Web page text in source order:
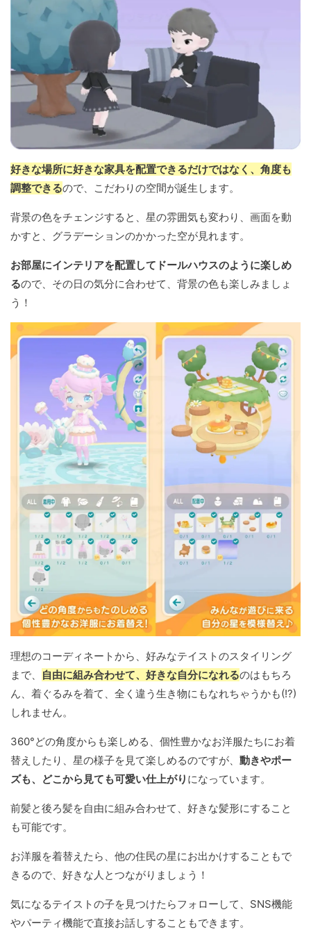
好きな場所に好きな家具を配置できるだけではなく、角度も
調整できるので、こだわりの空間が誕生します。
背景の色をチェンジすると、星の雰囲気も変わり、画面を動
かすと、グラデーションのかかった空が見れます。
お部屋にインテリアを配置してドールハウスのように楽しめ
るので、その日の気分に合わせて、背景の色も楽しみましょ
う！
理想のコーディネートから、好みなテイストのスタイリング
まで、
自由に組み合わせて、好きな自分になれるのはもちろ
ん、着ぐるみを着て、全く違う生き物にもなれちゃうかも(!?)
しれません。
360°どの角度からも楽しめる、個性豊かなお洋服たちにお着
替えしたり、星の様子を見て楽しめるのですが、 動きやポー
ズも、どこから見ても可愛い仕上がり になっています。
前髪と後ろ髪を自由に組み合わせて、好きな髪形にすること
も可能です。
お洋服を着替えたら、他の住民の星にお出かけすることもで
きるので、好きな人とつながりましょう！
気になるテイストの子を見つけたらフォローして、SNS機能
やパーティ機能で直接お話しすることもできます。